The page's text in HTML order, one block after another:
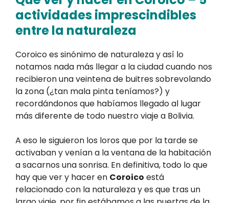
actividades imprescindibles
entre la naturaleza
Coroico es sinónimo de naturaleza y así lo
notamos nada más llegar a la ciudad cuando nos
recibieron una veintena de buitres sobrevolando
la zona (¿tan mala pinta teníamos?) y
recordándonos que habíamos llegado al lugar
más diferente de todo nuestro viaje a Bolivia.
A eso le siguieron los loros que por la tarde se
activaban y venían a la ventana de la habitación
a sacarnos una sonrisa. En definitiva, todo lo que
hay que ver y hacer en Coroico está
relacionado con la naturaleza y es que tras un